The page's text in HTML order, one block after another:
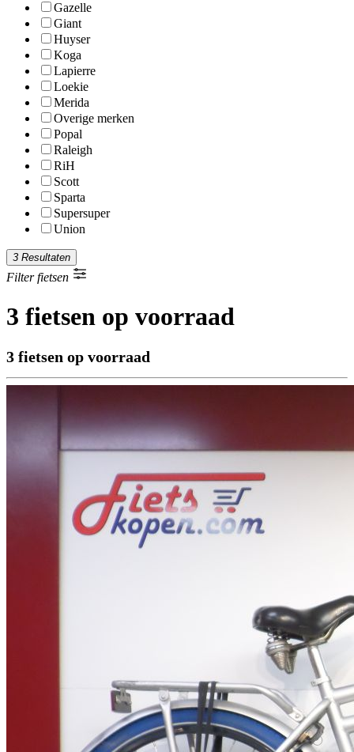
Gazelle
Giant
Huyser
Koga
Lapierre
Loekie
Merida
Overige merken
Popal
Raleigh
RiH
Scott
Sparta
Supersuper
Union
3 Resultaten
Filter fietsen
3 fietsen op voorraad
3 fietsen op voorraad